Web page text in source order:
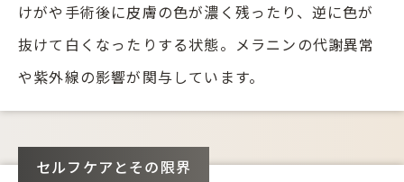
けがや手術後に皮膚の色が濃く残ったり、逆に色が
抜けて白くなったりする状態。メラニンの代謝異常
や紫外線の影響が関与しています。
セルフケアとその限界